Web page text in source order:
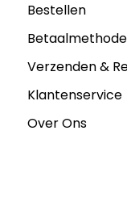
Bestellen
Verzenden &
Klantenservice
Over Ons